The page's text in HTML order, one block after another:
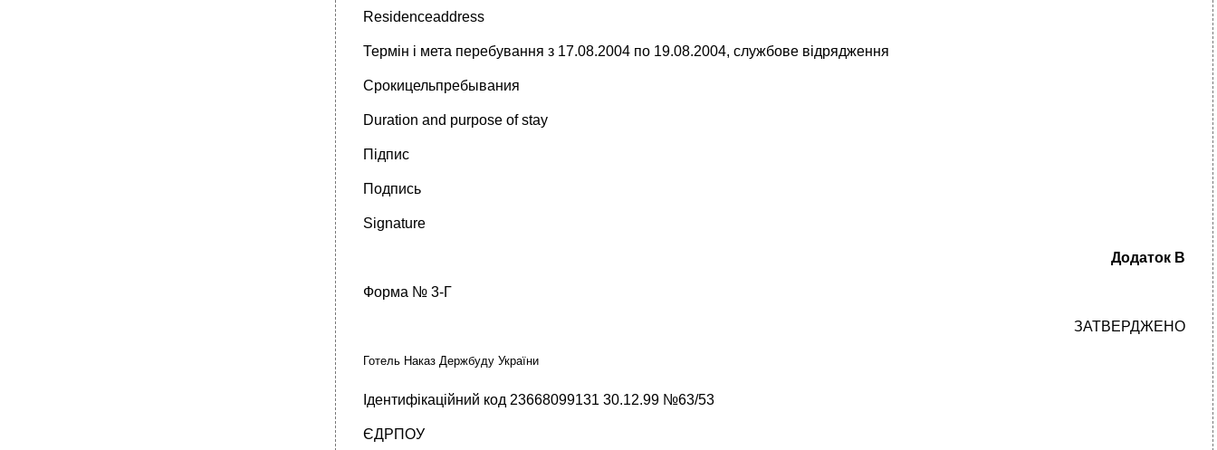
Residenceaddress
Термін і мета перебування з 17.08.2004 по 19.08.2004, службове відрядження
Срокицельпребывания
Duration and purpose of stay
Підпис
Подпись
Signature
Додаток В
Форма № 3-Г
ЗАТВЕРДЖЕНО
Готель Наказ Держбуду України
Ідентифікаційний код 23668099131 30.12.99 №63/53
ЄДРПОУ